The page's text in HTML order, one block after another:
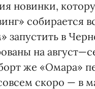
новинки,
собирается
запустить в
на
же «Омара»
скоро — в